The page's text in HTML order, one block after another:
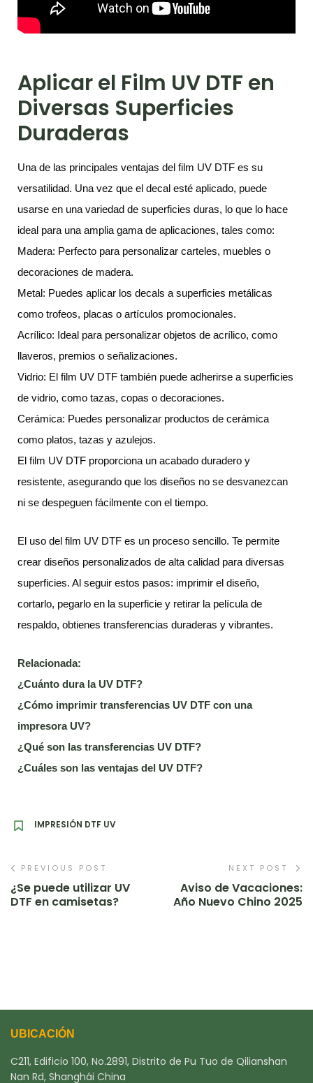
Aplicar el Film UV DTF en
Diversas Superficies
Duraderas
Una de las principales ventajas del film UV DTF es su
versatilidad. Una vez que el decal esté aplicado, puede
usarse en una variedad de superficies duras, lo que lo hace
ideal para una amplia gama de aplicaciones, tales como:
Madera: Perfecto para personalizar carteles, muebles o
decoraciones de madera.
Metal: Puedes aplicar los decals a superficies metálicas
como trofeos, placas o artículos promocionales.
Acrílico: Ideal para personalizar objetos de acrílico, como
llaveros, premios o señalizaciones.
Vidrio: El film UV DTF también puede adherirse a superficies
de vidrio, como tazas, copas o decoraciones.
Cerámica: Puedes personalizar productos de cerámica
como platos, tazas y azulejos.
El film UV DTF proporciona un acabado duradero y
resistente, asegurando que los diseños no se desvanezcan
ni se despeguen fácilmente con el tiempo.
El uso del film UV DTF es un proceso sencillo. Te permite
crear diseños personalizados de alta calidad para diversas
superficies. Al seguir estos pasos: imprimir el diseño,
cortarlo, pegarlo en la superficie y retirar la película de
respaldo, obtienes transferencias duraderas y vibrantes.
Relacionada:
¿Cuánto dura la UV DTF?
¿Cómo imprimir transferencias UV DTF con una
impresora UV?
¿Qué son las transferencias UV DTF?
¿Cuáles son las ventajas del UV DTF?
IMPRESIÓN DTF UV
PREVIOUS POST
¿Se puede utilizar UV
DTF en camisetas?
NEXT POST
Aviso de Vacaciones:
Año Nuevo Chino 2025
UBICACIÓN
C211, Edificio 100, No.2891, Distrito de Pu Tuo de Qilianshan
Nan Rd, Shanghái China